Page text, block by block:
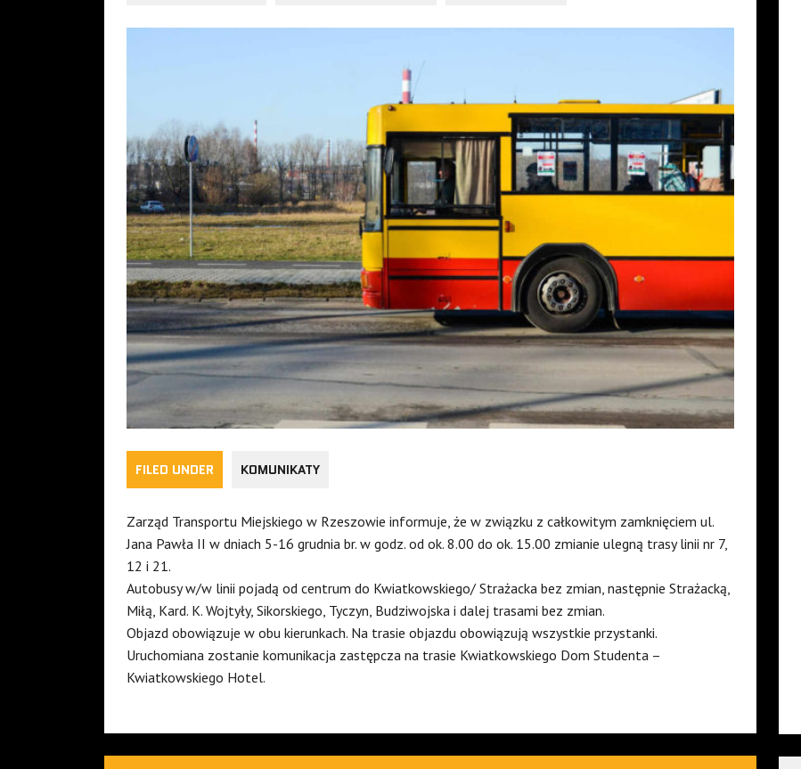
FILED UNDER KOMUNIKATY
Zarząd Transportu Miejskiego w Rzeszowie informuje, że w związku z całkowitym zamknięciem ul.
Jana Pawła II w dniach 5-16 grudnia br. w godz. od ok. 8.00 do ok. 15.00 zmianie ulegną trasy linii nr 7,
12 i 21.
Autobusy w/w linii pojadą od centrum do Kwiatkowskiego/ Strażacka bez zmian, następnie Strażacką,
Miłą, Kard. K. Wojtyły, Sikorskiego, Tyczyn, Budziwojska i dalej trasami bez zmian.
Objazd obowiązuje w obu kierunkach. Na trasie objazdu obowiązują wszystkie przystanki.
Uruchomiana zostanie komunikacja zastępcza na trasie Kwiatkowskiego Dom Studenta –
Kwiatkowskiego Hotel.